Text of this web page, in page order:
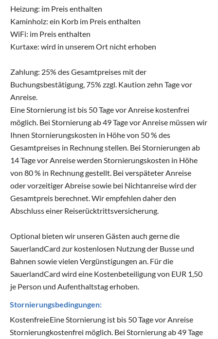
Heizung: im Preis enthalten
Kaminholz: ein Korb im Preis enthalten
WiFi: im Preis enthalten
Kurtaxe: wird in unserem Ort nicht erhoben
Zahlung: 25% des Gesamtpreises mit der
Buchungsbestätigung, 75% zzgl. Kaution zehn Tage vor
Anreise.
Eine Stornierung ist bis 50 Tage vor Anreise kostenfrei
möglich. Bei Stornierung ab 49 Tage vor Anreise müssen wir
Ihnen Stornierungskosten in Höhe von 50 % des
Gesamtpreises in Rechnung stellen. Bei Stornierungen ab
14 Tage vor Anreise werden Stornierungskosten in Höhe
von 80 % in Rechnung gestellt. Bei verspäteter Anreise
oder vorzeitiger Abreise sowie bei Nichtanreise wird der
Gesamtpreis berechnet. Wir empfehlen daher den
Abschluss einer Reiserücktrittsversicherung.
Optional bieten wir unseren Gästen auch gerne die
SauerlandCard zur kostenlosen Nutzung der Busse und
Bahnen sowie vielen Vergünstigungen an. Für die
SauerlandCard wird eine Kostenbeteiligung von EUR 1,50
je Person und Aufenthaltstag erhoben.
Stornierungsbedingungen:
Kostenfreie
Stornierung
Eine Stornierung ist bis 50 Tage vor Anreise
kostenfrei möglich. Bei Stornierung ab 49 Tage